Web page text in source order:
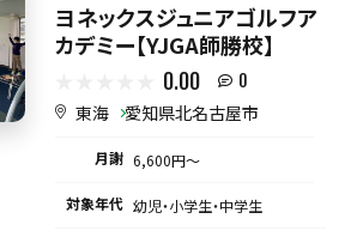
ヨネックスジュニアゴルフア
カデミー【YJGA師勝校】
0.00 0
東海 愛知県北名古屋市
月謝 6,600円〜
対象年代 幼児・小学生・中学生